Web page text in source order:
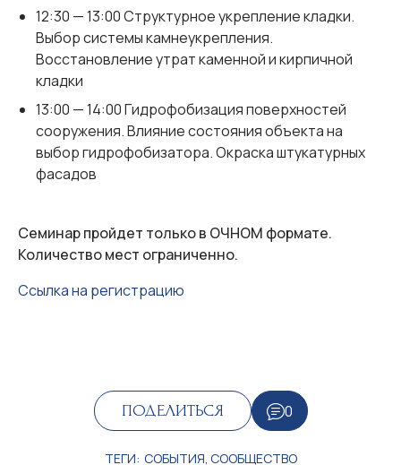
12:30 — 13:00 Структурное укрепление кладки.
Выбор системы камнеукрепления.
Восстановление утрат каменной и кирпичной
кладки
13:00 — 14:00 Гидрофобизация поверхностей
сооружения. Влияние состояния объекта на
выбор гидрофобизатора. Окраска штукатурных
фасадов
Семинар пройдет только в ОЧНОМ формате.
Количество мест ограниченно.
Ссылка на регистрацию
ПОДЕЛИТЬСЯ 0
ТЕГИ: СОБЫТИЯ, СООБЩЕСТВО